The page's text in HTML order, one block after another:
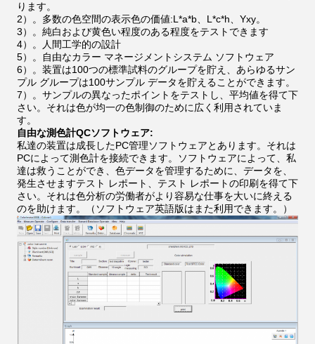
ります。
2）。多数の色空間の表示色の価値:L*a*b、L*c*h、Yxy。
3）。純白および黄色い程度のある程度をテストできます
4）。人間工学的の設計
5）。自由なカラー マネージメントシステム ソフトウェア
6）。装置は100つの標準試料のグループを貯え、あらゆるサン
プル グループは100サンプル データを貯えることができます。
7）。サンプルの異なったポイントをテストし、平均値を得て下
さい。それは色が均一の色制御のために広く利用されていま
す。
自由な測色計QCソフトウェア:
私達の装置は成長したPC管理ソフトウェアとあります。それは
PCによって測色計を接続できます。ソフトウェアによって、私
達は救うことができ、色データを管理するために、データを、
発生させますテスト レポート、テスト レポートの印刷を得て下
さい。それは色分析の労働者がより容易な仕事を大いに終える
のを助けます。（ソフトウェア英語版はまた利用できます。）